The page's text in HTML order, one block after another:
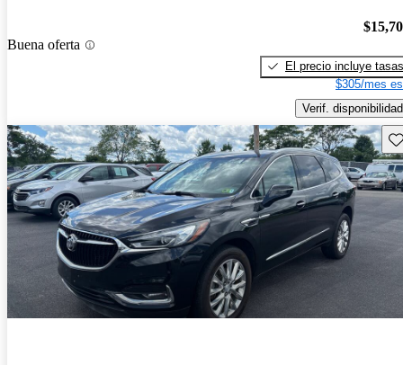
Buena oferta
El precio incluye tasas
$305/mes
Verif. disponibilidad